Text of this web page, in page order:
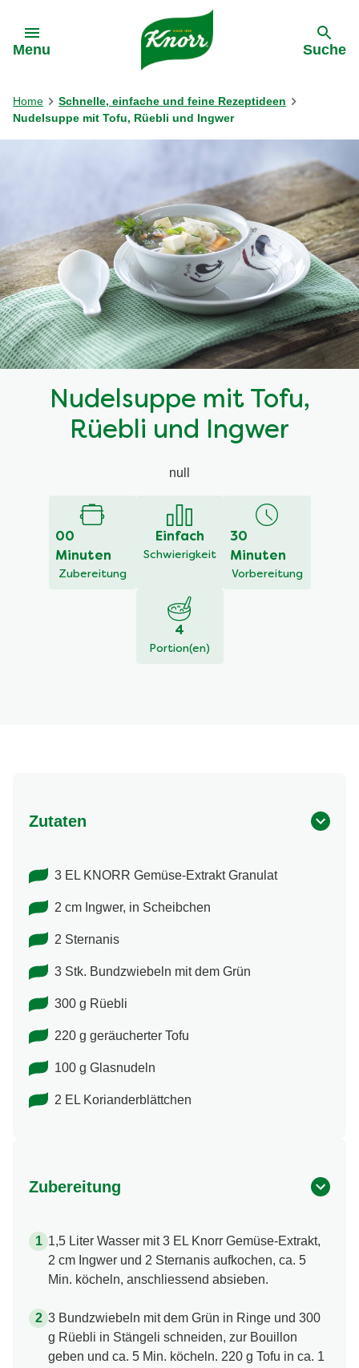
Menu Suche
Home
Schnelle, einfache und feine Rezeptideen
Nudelsuppe mit Tofu, Rüebli und Ingwer
Nudelsuppe mit Tofu,
Rüebli und Ingwer
null
00
Minuten
Zubereitung
Einfach
Schwierigkeit
30
Minuten
Vorbereitung
4
Portion(en)
Zutaten
3 EL KNORR Gemüse-Extrakt Granulat
2 cm Ingwer, in Scheibchen
2 Sternanis
3 Stk. Bundzwiebeln mit dem Grün
300 g Rüebli
220 g geräucherter Tofu
100 g Glasnudeln
2 EL Korianderblättchen
Zubereitung
1,5 Liter Wasser mit 3 EL Knorr Gemüse-Extrakt,
2 cm Ingwer und 2 Sternanis aufkochen, ca. 5
Min. köcheln, anschliessend absieben.
3 Bundzwiebeln mit dem Grün in Ringe und 300
g Rüebli in Stängeli schneiden, zur Bouillon
geben und ca. 5 Min. köcheln. 220 g Tofu in ca. 1